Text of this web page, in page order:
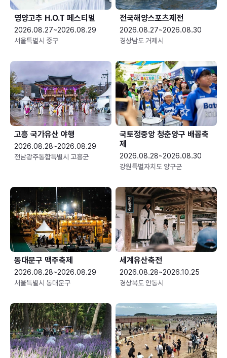
영양고추 H.O.T 페스티벌
2026.08.27~2026.08.29
서울특별시 중구
전국해양스포츠제전
2026.08.27~2026.08.30
경상남도 거제시
고흥 국가유산 야행
2026.08.28~2026.08.29
전남광주통합특별시 고흥군
국토정중앙 청춘양구 배꼽축
제
2026.08.28~2026.08.30
강원특별자치도 양구군
동대문구 맥주축제
2026.08.28~2026.08.29
서울특별시 동대문구
세계유산축전
2026.08.28~2026.10.25
경상북도 안동시